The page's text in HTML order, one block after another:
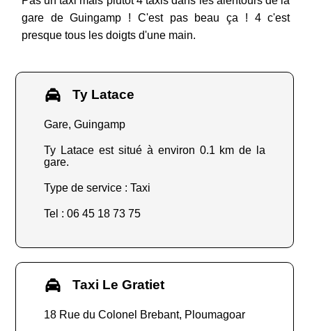
gare de Guingamp ! C'est pas beau ça ! 4 c'est
presque tous les doigts d'une main.
Ty Latace
Gare, Guingamp
Ty Latace est situé à environ 0.1 km de la
gare.
Type de service : Taxi
Tel : 06 45 18 73 75
Taxi Le Gratiet
18 Rue du Colonel Brebant, Ploumagoar